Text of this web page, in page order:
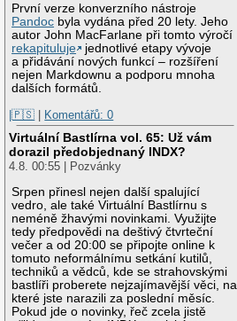
První verze konverzního nástroje
Pandoc byla vydána před 20 lety. Jeho
autor John MacFarlane při tomto výročí
rekapituluje
jednotlivé etapy vývoje
a přidávání nových funkcí – rozšíření
nejen Markdownu a podporu mnoha
dalších formátů.
|🇵🇸 | Komentářů: 0
Virtuální Bastlírna vol. 65: Už vám
dorazil předobjednaný INDX?
4.8. 00:55 | Pozvánky
Srpen přinesl nejen další spalující
vedro, ale také Virtuální Bastlírnu s
neméně žhavými novinkami. Využijte
tedy předpovědi na deštivý čtvrteční
večer a od 20:00 se připojte online k
tomuto neformálnímu setkání kutilů,
techniků a vědců, kde se strahovskými
bastlíři proberete nejzajímavější věci, na
které jste narazili za poslední měsíc.
Pokud jde o novinky, řeč zcela jistě